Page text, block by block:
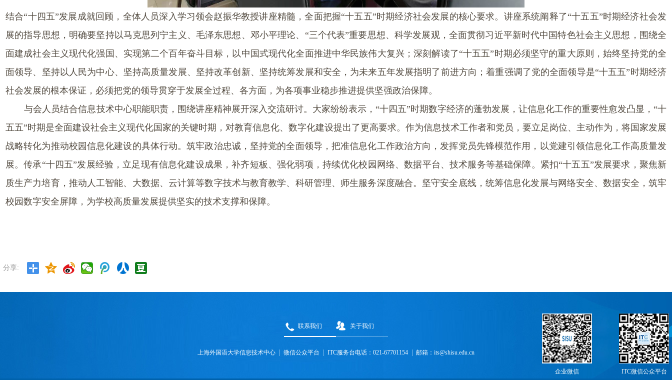
结合“十四五”发展成就回顾，全体人员深入学习领会赵振华教授讲座精髓，全面把握“十五五”时期经济社会发展的核心要求。讲座系统阐释了“十五五”时期经济社会发
展的指导思想，明确要坚持以马克思列宁主义、毛泽东思想、邓小平理论、“三个代表”重要思想、科学发展观，全面贯彻习近平新时代中国特色社会主义思想，围绕全
面建成社会主义现代化强国、实现第二个百年奋斗目标，以中国式现代化全面推进中华民族伟大复兴；深刻解读了“十五五”时期必须坚守的重大原则，始终坚持党的全
面领导、坚持以人民为中心、坚持高质量发展、坚持改革创新、坚持统筹发展和安全，为未来五年发展指明了前进方向；着重强调了党的全面领导是“十五五”时期经济
社会发展的根本保证，必须把党的领导贯穿于发展全过程、各方面，为各项事业稳步推进提供坚强政治保障。
与会人员结合信息技术中心职能职责，围绕讲座精神展开深入交流研讨。大家纷纷表示，“十四五”时期数字经济的蓬勃发展，让信息化工作的重要性愈发凸显，“十
五五”时期是全面建设社会主义现代化国家的关键时期，对教育信息化、数字化建设提出了更高要求。作为信息技术工作者和党员，要立足岗位、主动作为，将国家发展
战略转化为推动校园信息化建设的具体行动。筑牢政治忠诚，坚持党的全面领导，把准信息化工作政治方向，发挥党员先锋模范作用，以党建引领信息化工作高质量发
展。传承“十四五”发展经验，立足现有信息化建设成果，补齐短板、强化弱项，持续优化校园网络、数据平台、技术服务等基础保障。紧扣“十五五”发展要求，聚焦新
质生产力培育，推动人工智能、大数据、云计算等数字技术与教育教学、科研管理、师生服务深度融合。坚守安全底线，统筹信息化发展与网络安全、数据安全，筑牢
校园数字安全屏障，为学校高质量发展提供坚实的技术支撑和保障。
分享:
联系我们 关于我们
上海外国语大学信息技术中心 微信公众平台 ITC服务台电话：021-67701154 邮箱：its@shisu.edu.cn
企业微信 ITC微信公众平台